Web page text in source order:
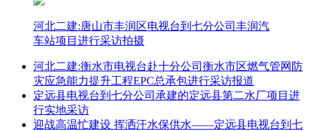
河北二建:唐山市丰润区电视台到七分公司丰润汽
车站项目进行采访拍摄
河北二建:衡水市电视台赴十分公司衡水市区燃气管网防
灾应急能力提升工程EPC总承包进行采访报道
定远县电视台到七分公司承建的定远县第二水厂项目进
行实地采访
迎战高温忙建设 挥洒汗水保供水——定远县电视台到七